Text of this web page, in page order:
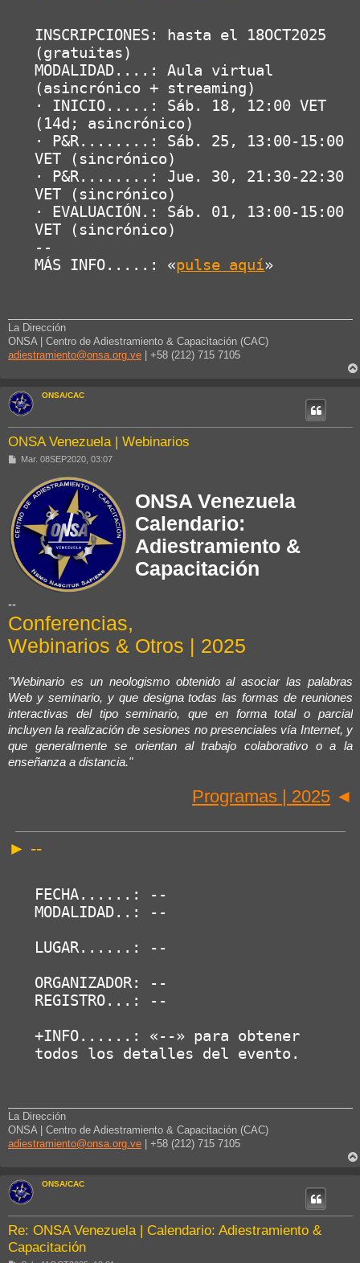
INSCRIPCIONES: hasta el 18OCT2025
(gratuitas)
MODALIDAD....: Aula virtual
(asincrónico + streaming)
· INICIO.....: Sáb. 18, 12:00 VET
(14d; asincrónico)
· P&R........: Sáb. 25, 13:00-15:00
VET (sincrónico)
· P&R........: Jue. 30, 21:30-22:30
VET (sincrónico)
· EVALUACIÓN.: Sáb. 01, 13:00-15:00
VET (sincrónico)
--
MÁS INFO.....: «pulse aquí»
La Dirección
ONSA | Centro de Adiestramiento & Capacitación (CAC)
adiestramiento@onsa.org.ve | +58 (212) 715 7105
ONSA/CAC
ONSA Venezuela | Webinarios
M
a
j
e
Mar. 08SEP2020, 03:07
ONSA Venezuela
Calendario:
Adiestramiento &
Capacitación
--
Conferencias,
Webinarios & Otros | 2025
"Webinario es un neologismo obtenido al asociar las palabras
Web y seminario, y que designa todas las formas de reuniones
interactivas del tipo seminario, que en forma total o parcial
incluyen la realización de sesiones no presenciales vía Internet, y
que generalmente se orientan al trabajo colaborativo o a la
enseñanza a distancia."
Programas | 2025 ◄
► --
FECHA......: --
MODALIDAD..: --
LUGAR......: --
ORGANIZADOR: --
REGISTRO...: --
+INFO......: «--» para obtener
todos los detalles del evento.
La Dirección
ONSA | Centro de Adiestramiento & Capacitación (CAC)
adiestramiento@onsa.org.ve | +58 (212) 715 7105
ONSA/CAC
Re: ONSA Venezuela | Calendario: Adiestramiento &
Capacitación